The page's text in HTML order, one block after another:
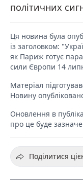
політичних
Ця новина була
із заголовком:
як Париж готує
сили Європи 14
Матеріал
Новину
Оновлення в
про це буде
Поділитися